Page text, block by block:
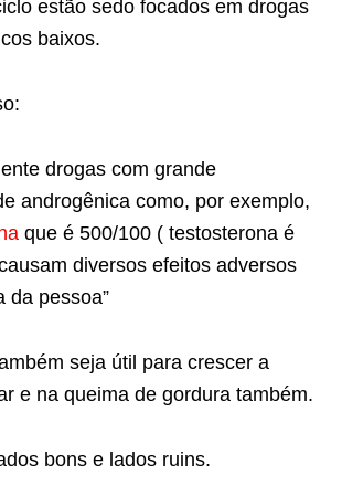
estão sedo focados em drogas
baixos.
drogas com grande
androgênica como, por exemplo,
que é 500/100 ( testosterona é
diversos efeitos adversos
da pessoa”
seja útil para crescer a
e na queima de gordura também.
bons e lados ruins.